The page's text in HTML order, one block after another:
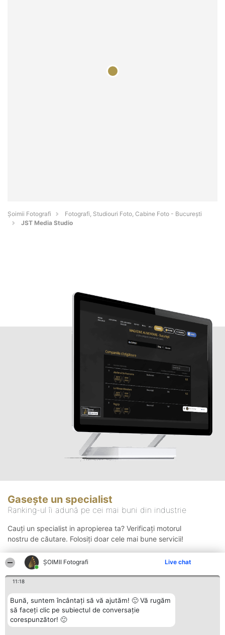
ȘOIMII Fotografi Live chat
11:18
Bună, suntem încântați să vă ajutăm! 🙂 Vă rugăm
să faceți clic pe subiectul de conversație
corespunzător! 🙂
Șoimii Fotografi
Fotografi, Studiouri Foto, Cabine Foto - Bucureşti
JST Media Studio
Gasește un specialist
Ranking-ul îi adună pe cei mai buni din industrie
Cauți un specialist in apropierea ta? Verificați motorul
nostru de căutare. Folosiți doar cele mai bune servicii!